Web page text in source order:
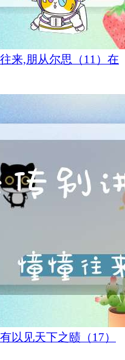
来,朋从尔思（11）在
以见天下之赜（17）